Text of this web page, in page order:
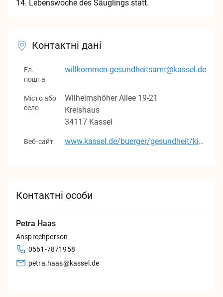
14. Lebenswoche des Säuglings statt.
Контактні дані
Ел.
пошта
willkommen-gesundheitsamt@kassel.de
Місто або
село
Wilhelmshöher Allee 19-21
Kreishaus
34117 Kassel
Веб-сайт www.kassel.de/buerger/gesundheit/kinder_und_jugendgesundheit/willkommen-von-anfang-an.php#die-begruessungsbesucherinnen-kontakt
Контактні особи
Petra Haas
Ansprechperson
0561-7871958
petra.haas@kassel.de